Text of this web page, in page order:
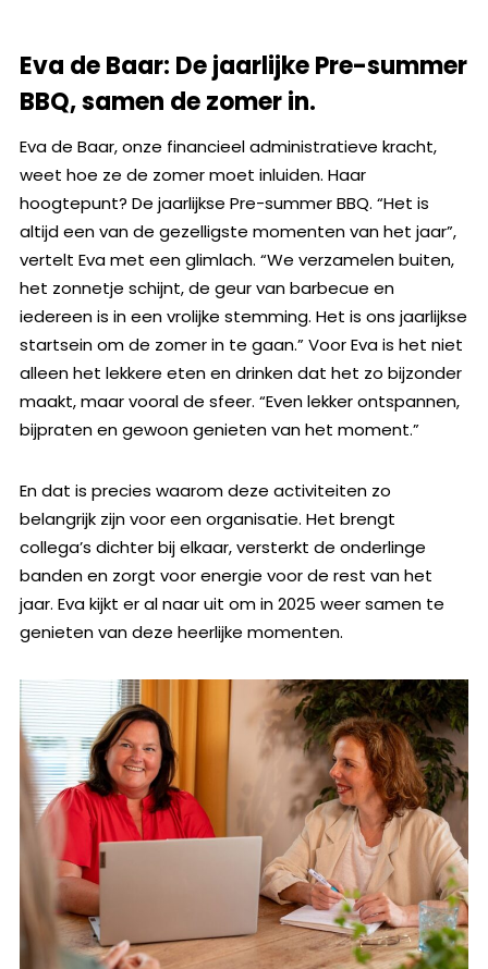
Eva de Baar: De jaarlijke Pre-summer
BBQ, samen de zomer in.
Eva de Baar, onze financieel administratieve kracht,
weet hoe ze de zomer moet inluiden. Haar
hoogtepunt? De jaarlijkse Pre-summer BBQ. “Het is
altijd een van de gezelligste momenten van het jaar”,
vertelt Eva met een glimlach. “We verzamelen buiten,
het zonnetje schijnt, de geur van barbecue en
iedereen is in een vrolijke stemming. Het is ons jaarlijkse
startsein om de zomer in te gaan.” Voor Eva is het niet
alleen het lekkere eten en drinken dat het zo bijzonder
maakt, maar vooral de sfeer. “Even lekker ontspannen,
bijpraten en gewoon genieten van het moment.”
En dat is precies waarom deze activiteiten zo
belangrijk zijn voor een organisatie. Het brengt
collega’s dichter bij elkaar, versterkt de onderlinge
banden en zorgt voor energie voor de rest van het
jaar. Eva kijkt er al naar uit om in 2025 weer samen te
genieten van deze heerlijke momenten.